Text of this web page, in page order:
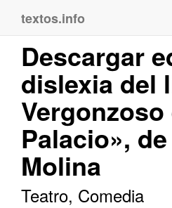
textos.info
Descargar
dislexia del
Vergonzoso
Palacio»,
Molina
Teatro, Comedia